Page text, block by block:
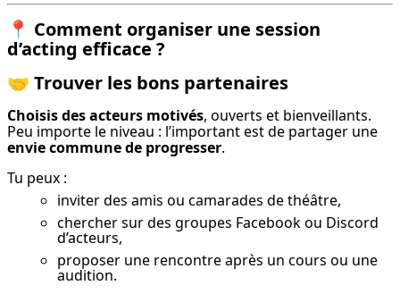
📍 Comment organiser une session
d’acting efficace ?
🤝 Trouver les bons partenaires
Choisis des acteurs motivés, ouverts et bienveillants.
envie commune de progresser.
Tu peux :
inviter des amis ou camarades de théâtre,
chercher sur des groupes Facebook ou Discord
d’acteurs,
proposer une rencontre après un cours ou une
audition.